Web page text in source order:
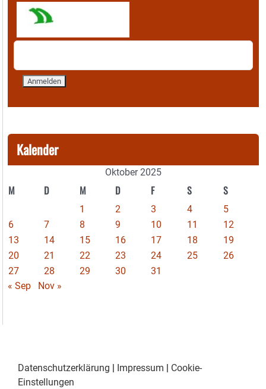
Kalender
Oktober 2025
M D M D F S S
1 2 3 4
5
6
7 8 9 10 11
12
13
14 15 16 17 18
19
20
21 22 23 24 25
26
27
28 29 30
31
« Sep
Nov »
Datenschutzerklärung Impressum
Cookie-
Einstellungen